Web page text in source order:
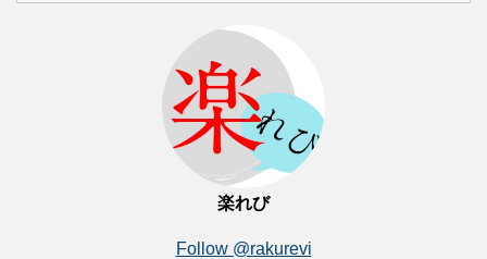
楽れび
Follow @rakurevi